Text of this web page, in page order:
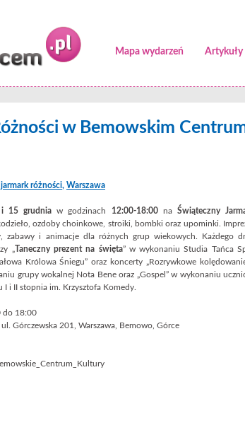
Mapa wydarzeń Artykuły
w Bemowskim
jarmark różności, Warszawa
15 grudnia w godzinach 12:00-18:00na Świąteczny
ozdoby choinkowe, stroiki, bombki oraz upominki.
zabawy i animacje dla różnych grup wiekowych. Każdego
„Taneczny prezent na święta” w wykonaniu Studia Tańca
Królowa Śniegu” oraz koncerty „Rozrywkowe
grupy wokalnej Nota Bene oraz „Gospel” w wykonaniu
I i II stopnia im. Krzysztofa Komedy.
do 18:00
Górczewska 201, Warszawa, Bemowo, Górce